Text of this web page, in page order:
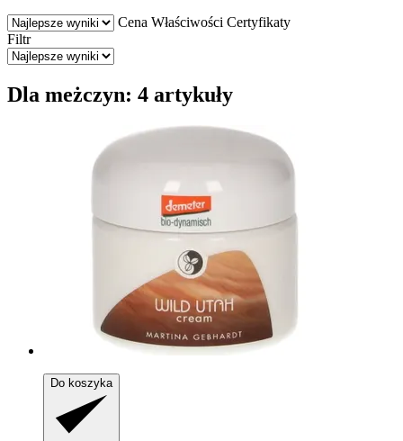
Cena Właściwości Certyfikaty
Filtr
Dla meżczyn: 4 artykuły
Do koszyka